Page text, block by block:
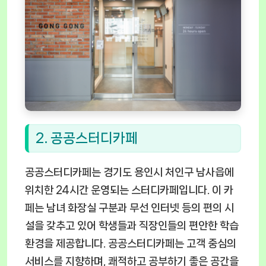
2. 공공스터디카페
공공스터디카페는 경기도 용인시 처인구 남사읍에
위치한 24시간 운영되는 스터디카페입니다. 이 카
페는 남녀 화장실 구분과 무선 인터넷 등의 편의 시
설을 갖추고 있어 학생들과 직장인들의 편안한 학습
환경을 제공합니다. 공공스터디카페는 고객 중심의
서비스를 지향하며, 쾌적하고 공부하기 좋은 공간을